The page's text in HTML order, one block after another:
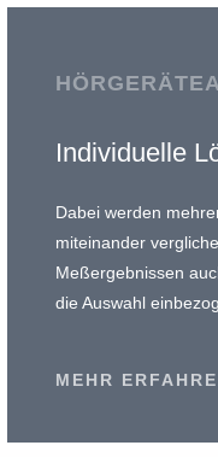
Individuelle
Dabei werden
miteinander
Meßergebnissen
die Auswahl
MEHR